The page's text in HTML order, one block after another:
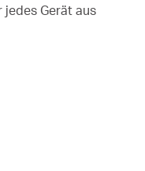
Gerät aus